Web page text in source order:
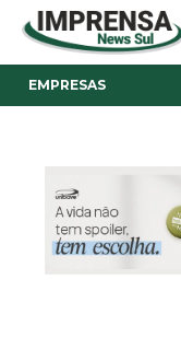
EMPRESAS